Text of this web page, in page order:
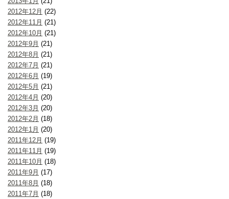
2012年12月 (22)
2012年11月 (21)
2012年10月 (21)
2012年9月 (21)
2012年8月 (21)
2012年7月 (21)
2012年6月 (19)
2012年5月 (21)
2012年4月 (20)
2012年3月 (20)
2012年2月 (18)
2012年1月 (20)
2011年12月 (19)
2011年11月 (19)
2011年10月 (18)
2011年9月 (17)
2011年8月 (18)
2011年7月 (18)